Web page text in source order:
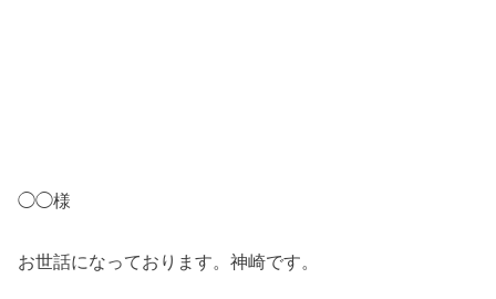
◯◯様
お世話になっております。神崎です。